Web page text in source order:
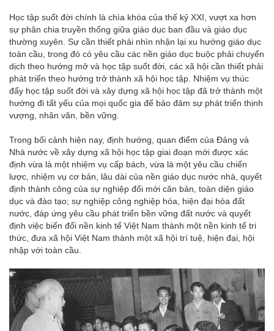
Học tập suốt đời chính là chìa khóa của thế kỷ XXI, vượt xa hơn
sự phân chia truyền thống giữa giáo dục ban đầu và giáo dục
thường xuyên. Sự cần thiết phải nhìn nhận lại xu hướng giáo dục
toàn cầu, trong đó có yêu cầu các nền giáo dục buộc phải chuyển
dịch theo hướng mở và học tập suốt đời, các xã hội cần thiết phải
phát triển theo hướng trở thành xã hội học tập. Nhiệm vụ thúc
đẩy học tập suốt đời và xây dựng xã hội học tập đã trở thành một
hướng đi tất yếu của mọi quốc gia để bảo đảm sự phát triển thịnh
vượng, nhân văn, bền vững.
Trong bối cảnh hiện nay, định hướng, quan điểm của Đảng và
Nhà nước về xây dựng xã hội học tập giai đoạn mới được xác
định vừa là một nhiệm vụ cấp bách, vừa là một yêu cầu chiến
lược, nhiệm vụ cơ bản, lâu dài của nền giáo dục nước nhà, quyết
định thành công của sự nghiệp đổi mới căn bản, toàn diện giáo
dục và đào tạo; sự nghiệp công nghiệp hóa, hiện đại hóa đất
nước, đáp ứng yêu cầu phát triển bền vững đất nước và quyết
định việc biến đổi nền kinh tế Việt Nam thành một nền kinh tế tri
thức, đưa xã hội Việt Nam thành một xã hội trí tuệ, hiện đại, hội
nhập với toàn cầu.